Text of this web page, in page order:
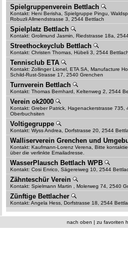
Spielgruppenverein Bettlach
Kontakt: Heni Berisha, Spielgruppe Pingu,
Robuzli Allmendstrasse 3, 2544 Bettlach
Spielplatz Bettlach
Kontakt: Grolimund Jasmin, Riedstrasse 18a,
Streethockeyclub Bettlach
Kontakt: Christen Thomas, Hübeli 3, 2544
Tennisclub ETA
Kontakt: Zollinger Lionel, ETA SA, Manufacture
Schild-Rust-Strasse 17, 2540 Grenchen
Turnverein Bettlach
Kontakt: Thomas Bernhard, Keltenweg 2, 2544
Verein ok2000
Kontakt: Greber Patrick, Hagenackerstrasse 735,
Oberbuchsiten
Voltigegruppe
Kontakt: Wyss Andrea, Dorfstrasse 20, 2544
Walliserverein Grenchen und
Kontakt: Kaufmann-Lorenz Verena, Bitte
über die verlinkte Emailadresse.
WasserPlausch Bettlach WPB
Kontakt: Cosi Enrico, Sägereiweg 10, 2544
Zähnteschür Verein
Kontakt: Spielmann Martin , Molerweg 74, 2540
Zünftige Bettlacher
Kontakt: Angela Hess, Dorfstrasse 18, 2544
nach oben | zu favoriten